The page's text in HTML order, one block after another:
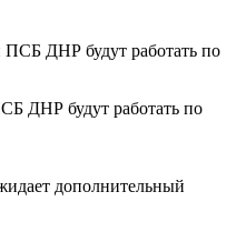
ДНР будут работать по